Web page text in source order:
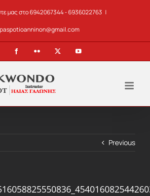
μας στο 6942067344 - 6936022763 |
paspotioanninon@gmail.com
FacebookFlickr YouTube
Previous